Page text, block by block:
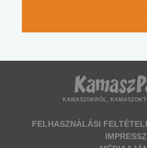
KAMASZOKRÓL,
FELHASZNÁLÁSI